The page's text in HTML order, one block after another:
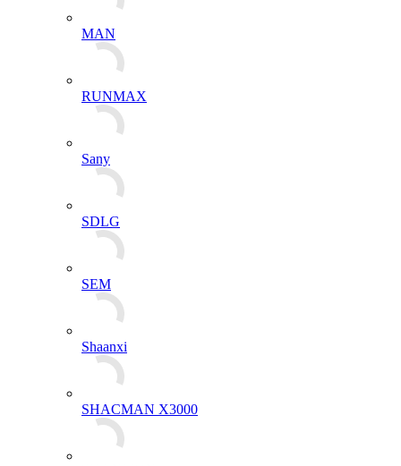
MAN
RUNMAX
Sany
SDLG
SEM
Shaanxi
SHACMAN X3000